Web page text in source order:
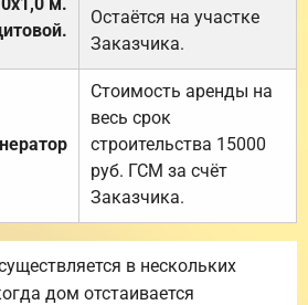
Остаётся на участке
Заказчика.
Стоимость аренды на
весь срок
строительства 15000
руб. ГСМ за счёт
Заказчика.
в нескольких
дом отстаивается